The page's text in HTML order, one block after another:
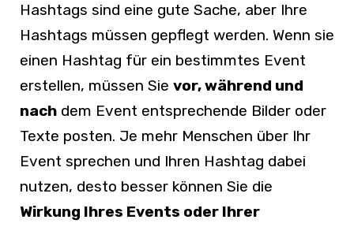
Hashtags sind eine gute Sache, aber Ihre
Hashtags müssen gepflegt werden. Wenn sie
einen Hashtag für ein bestimmtes Event
erstellen, müssen Sie vor, während und
nach dem Event entsprechende Bilder oder
Texte posten. Je mehr Menschen über Ihr
Event sprechen und Ihren Hashtag dabei
nutzen, desto besser können Sie die
Wirkung Ihres Events oder Ihrer